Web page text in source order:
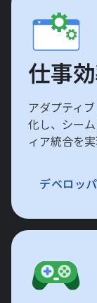
仕事
アダプティ
化し、シー
ィア統合を実
デベロッ